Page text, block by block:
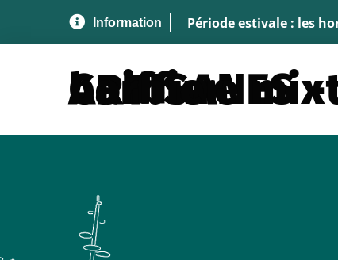
Période estivale : les
ARTISANES - Coiffure mixte et barbier